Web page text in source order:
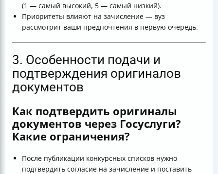
(1 — самый высокий, 5 — самый низкий).
Приоритеты влияют на зачисление — вуз
рассмотрит ваши предпочтения в первую очередь.
3. Особенности подачи и
подтверждения оригиналов
документов
Как подтвердить оригиналы
документов через Госуслуги?
Какие ограничения?
После публикации конкурсных списков нужно
подтвердить согласие на зачисление и поставить